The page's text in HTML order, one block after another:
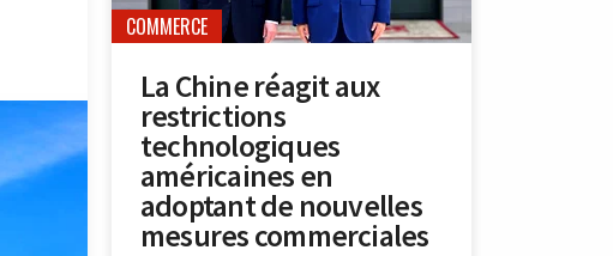
COMMERCE
La Chine réagit aux
restrictions
technologiques
américaines en
adoptant de nouvelles
mesures commerciales